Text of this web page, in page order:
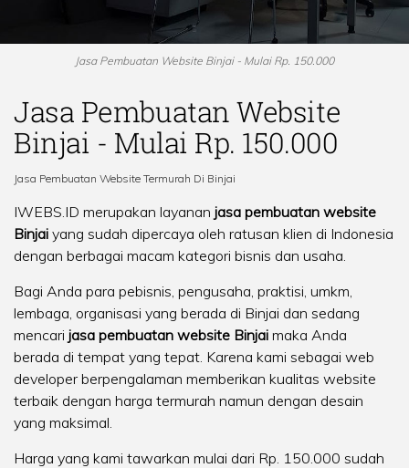
Jasa Pembuatan Website Binjai - Mulai Rp. 150.000
Jasa Pembuatan Website
Binjai - Mulai Rp. 150.000
Jasa Pembuatan Website Termurah Di Binjai
IWEBS.ID merupakan layanan jasa pembuatan website
Binjai yang sudah dipercaya oleh ratusan klien di Indonesia
dengan berbagai macam kategori bisnis dan usaha.
Bagi Anda para pebisnis, pengusaha, praktisi, umkm,
lembaga, organisasi yang berada di Binjai dan sedang
mencari jasa pembuatan website Binjai maka Anda
berada di tempat yang tepat. Karena kami sebagai web
developer berpengalaman memberikan kualitas website
terbaik dengan harga termurah namun dengan desain
yang maksimal.
Harga yang kami tawarkan mulai dari Rp. 150.000 sudah